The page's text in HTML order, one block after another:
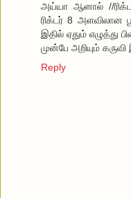
அய்யா ஆனால் //
ரிக்டர் 8 அளவிலான
இதில் ஏதும் எழுத்து
முன்பே அறியும்
Reply